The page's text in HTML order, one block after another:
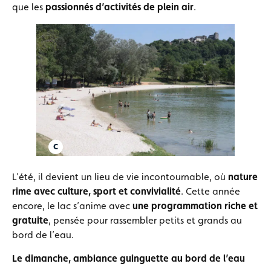
que les passionnés d’activités de plein air.
L’été, il devient un lieu de vie incontournable, où nature
rime avec culture, sport et convivialité. Cette année
encore, le lac s’anime avec une programmation riche et
gratuite, pensée pour rassembler petits et grands au
bord de l’eau.
Le dimanche, ambiance guinguette au bord de l’eau